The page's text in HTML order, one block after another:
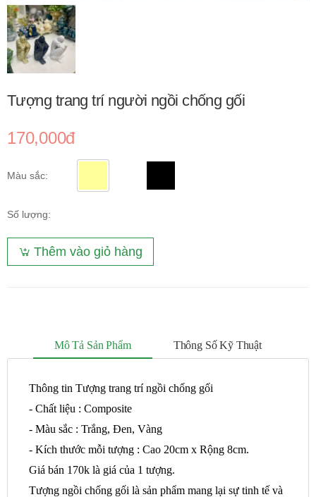
Tượng trang trí người ngồi chống gối
170,000đ
Màu sắc:
Số lượng:
Thêm vào giỏ hàng
Mô Tả Sản Phẩm Thông Số Kỹ Thuật
Thông tin Tượng trang trí ngồi chống gối
- Chất liệu : Composite
- Màu sắc : Trắng, Đen, Vàng
- Kích thước mỗi tượng : Cao 20cm x Rộng 8cm.
Giá bán 170k là giá của 1 tượng.
Tượng ngồi chống gối là sản phẩm mang lại sự tinh tế và